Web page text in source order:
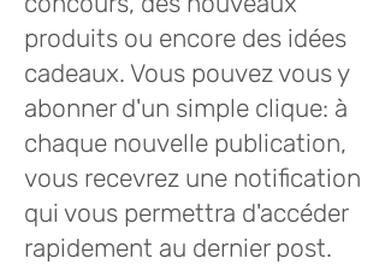
produits ou encore des idées
cadeaux. Vous pouvez vous y
abonner d'un simple clique: à
chaque nouvelle publication,
vous recevrez une notification
qui vous permettra d'accéder
rapidement au dernier post.